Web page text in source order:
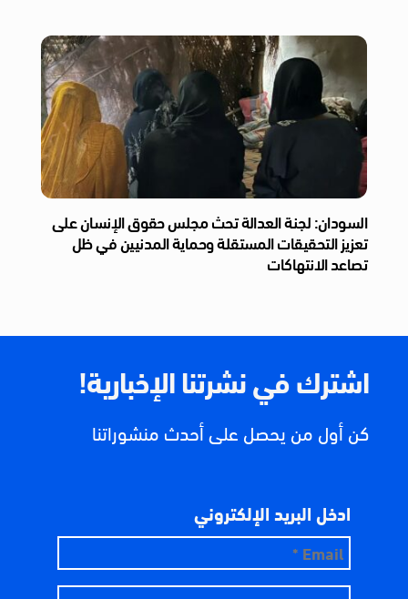
السودان: لجنة العدالة تحث مجلس حقوق الإنسان على
تعزيز التحقيقات المستقلة وحماية المدنيين في ظل
تصاعد الانتهاكات
اشترك في نشرتنا الإخبارية!
كن أول من يحصل على أحدث منشوراتنا
ادخل البريد الإلكتروني